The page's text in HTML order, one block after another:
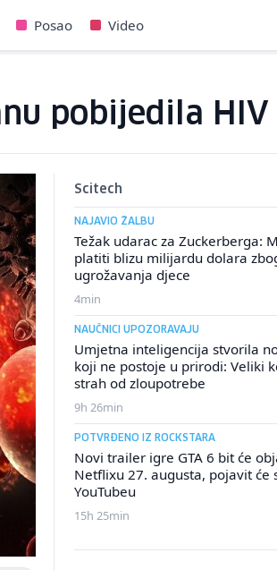
Posao Video
pobijedila HIV
Scitech
NAJAVIO ŽALBU
Težak udarac za Zuckerberga:
platiti blizu milijardu dolara
ugrožavanja djece
4min
NAUČNICI UPOZORAVAJU
Umjetna inteligencija stvorila
koji ne postoje u prirodi: Veliki
strah od zloupotrebe
9h 26min
POTVRĐENO IZ ROCKSTARA
Novi trailer igre GTA 6 bit će
Netflixu 27. augusta, pojavit će
YouTubeu
15h 25min